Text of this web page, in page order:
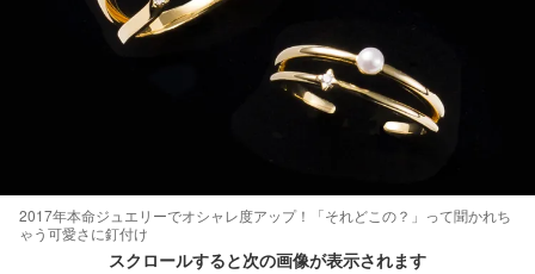
2017年本命ジュエリーでオシャレ度アップ！「それどこの？」って聞かれち
ゃう可愛さに釘付け
スクロールすると次の画像が表示されます